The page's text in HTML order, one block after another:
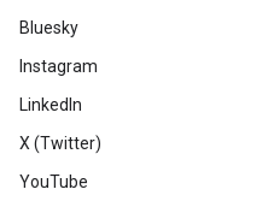
Bluesky
Instagram
LinkedIn
X (Twitter)
YouTube